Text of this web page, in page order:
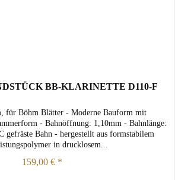
BB-KLARINETTE D110-F
für Böhm Blätter - Moderne Bauform mit
- Bahnöffnung: 1,10mm - Bahnlänge:
gefräste Bahn - hergestellt aus formstabilem
in drucklosem...
159,00 € *